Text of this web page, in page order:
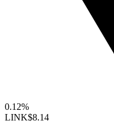
0.12%
LINK$8.14